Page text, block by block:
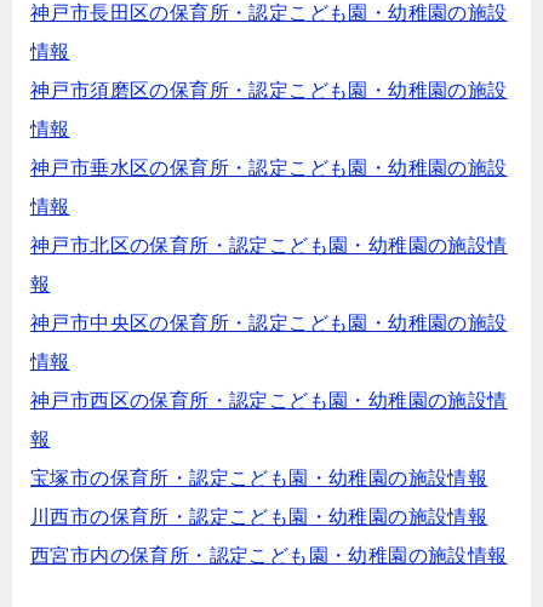
神戸市長田区の保育所・認定こども園・幼稚園の施設
情報
神戸市須磨区の保育所・認定こども園・幼稚園の施設
情報
神戸市垂水区の保育所・認定こども園・幼稚園の施設
情報
神戸市北区の保育所・認定こども園・幼稚園の施設情
報
神戸市中央区の保育所・認定こども園・幼稚園の施設
情報
神戸市西区の保育所・認定こども園・幼稚園の施設情
報
宝塚市の保育所・認定こども園・幼稚園の施設情報
川西市の保育所・認定こども園・幼稚園の施設情報
西宮市内の保育所・認定こども園・幼稚園の施設情報